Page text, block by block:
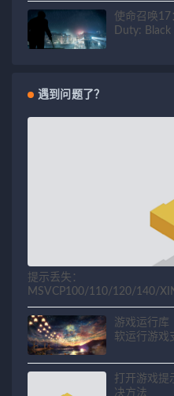
使命召唤
Duty:
遇到问题了？
提示丢失：
MSVCP100/110/120/140/
关问题解决方法
游戏运行库
软运行游戏
打开游戏提
决方法